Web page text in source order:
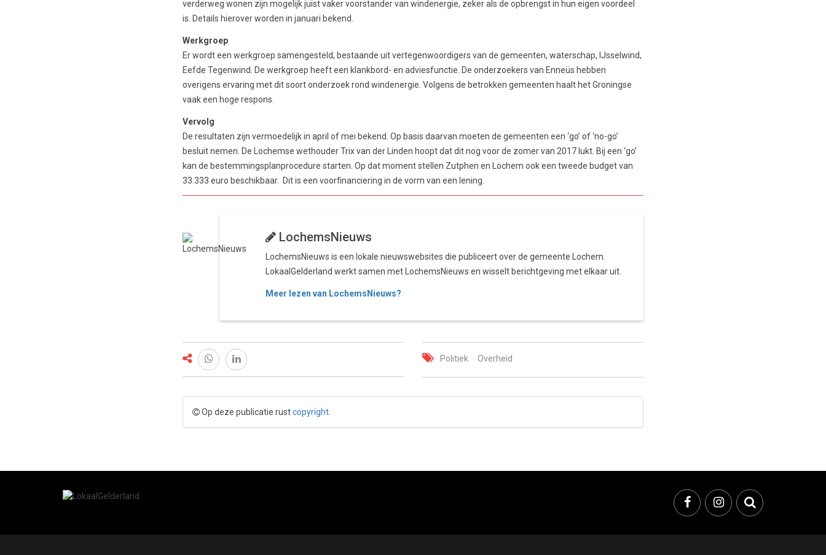
verderweg wonen zijn mogelijk juist vaker voorstander van windenergie, zeker als de opbrengst in hun eigen voordeel
is. Details hierover worden in januari bekend.
Werkgroep
Er wordt een werkgroep samengesteld, bestaande uit vertegenwoordigers van de gemeenten, waterschap, IJsselwind,
Eefde Tegenwind. De werkgroep heeft een klankbord- en adviesfunctie. De onderzoekers van Enneüs hebben
overigens ervaring met dit soort onderzoek rond windenergie. Volgens de betrokken gemeenten haalt het Groningse
vaak een hoge respons.
Vervolg
De resultaten zijn vermoedelijk in april of mei bekend. Op basis daarvan moeten de gemeenten een ‘go’ of ‘no-go’
besluit nemen. De Lochemse wethouder Trix van der Linden hoopt dat dit nog voor de zomer van 2017 lukt. Bij een ‘go’
kan de bestemmingsplanprocedure starten. Op dat moment stellen Zutphen en Lochem ook een tweede budget van
33.333 euro beschikbaar. Dit is een voorfinanciering in de vorm van een lening.
LochemsNieuws
LochemsNieuws is een lokale nieuwswebsites die publiceert over de gemeente Lochem.
LokaalGelderland werkt samen met LochemsNieuws en wisselt berichtgeving met elkaar uit.
Meer lezen van LochemsNieuws?
Politiek Overheid
Op deze publicatie rustcopyright